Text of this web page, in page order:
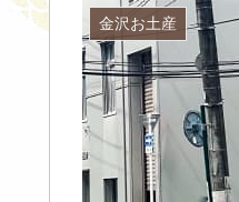
金沢お土産